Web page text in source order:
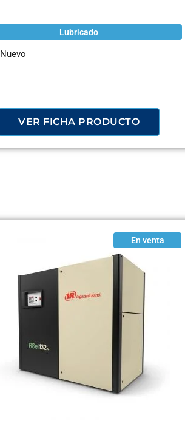
Lubricado
Nuevo
VER FICHA PRODUCTO
En venta